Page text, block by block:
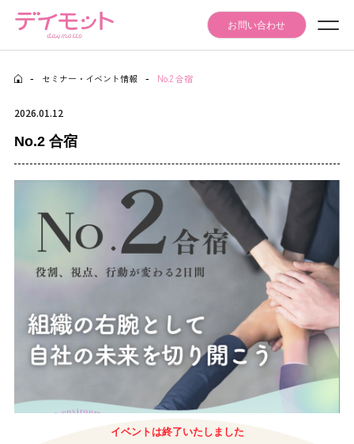
お問い合わせ
Seminar Event
Articles
Daymotto-Tube
Materials download
資料ダウンロード
- セミナー・イベント情報 - No.2 合宿
2026.01.12
No.2 合宿
イベントは終了いたしました